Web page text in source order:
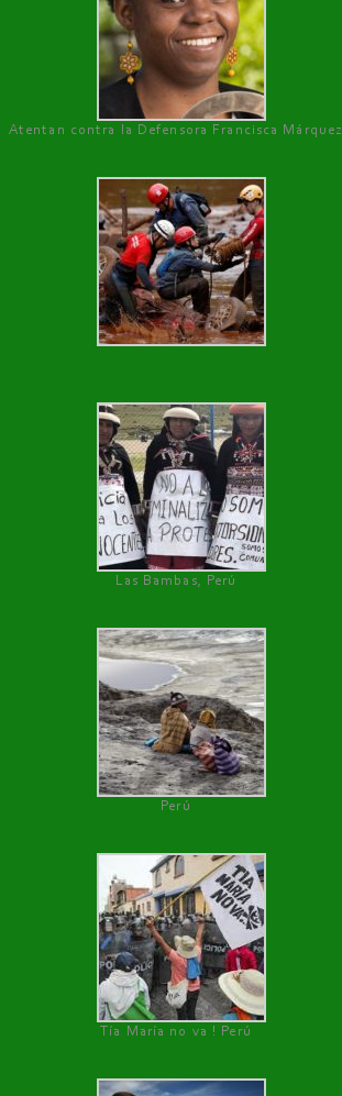
Atentan contra la Defensora Francisca Márquez
Las Bambas, Perú
Perú
Tía María no va ! Perú